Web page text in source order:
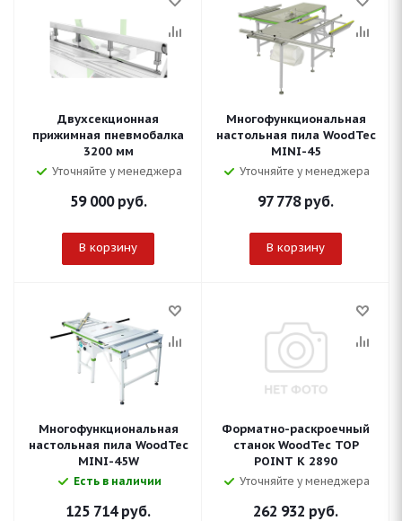
Двухсекционная
прижимная пневмобалка
3200 мм
Уточняйте у менеджера
59 000руб.
В корзину
Многофункциональная
настольная пила WoodTec
MINI-45
Уточняйте у менеджера
97 778руб.
В корзину
Многофункциональная
настольная пила WoodTec
MINI-45W
Есть в наличии
125 714руб.
Форматно-раскроечный
станок WoodTec TOP
POINT K 2890
Уточняйте у менеджера
262 932 руб.